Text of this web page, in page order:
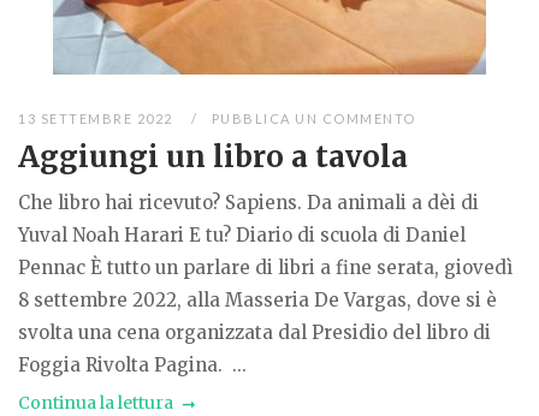
13 SETTEMBRE 2022 PUBBLICA UN COMMENTO
Aggiungi un libro a tavola
Che libro hai ricevuto? Sapiens. Da animali a dèi di
Yuval Noah Harari E tu? Diario di scuola di Daniel
Pennac È tutto un parlare di libri a fine serata, giovedì
8 settembre 2022, alla Masseria De Vargas, dove si è
svolta una cena organizzata dal Presidio del libro di
Foggia Rivolta Pagina. ...
Continua la lettura